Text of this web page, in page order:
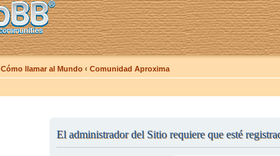
Cómo llamar al Mundo ‹ Comunidad Aproxima
El administrador del Sitio requiere que esté